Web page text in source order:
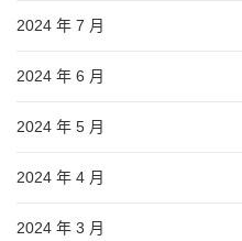
2024 年 7 月
2024 年 6 月
2024 年 5 月
2024 年 4 月
2024 年 3 月